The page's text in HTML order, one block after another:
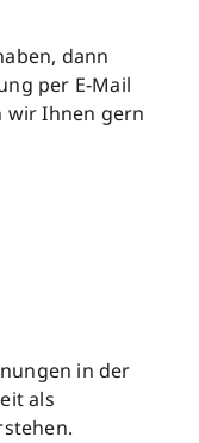
dann
per E-Mail
wir Ihnen gern
in der
als